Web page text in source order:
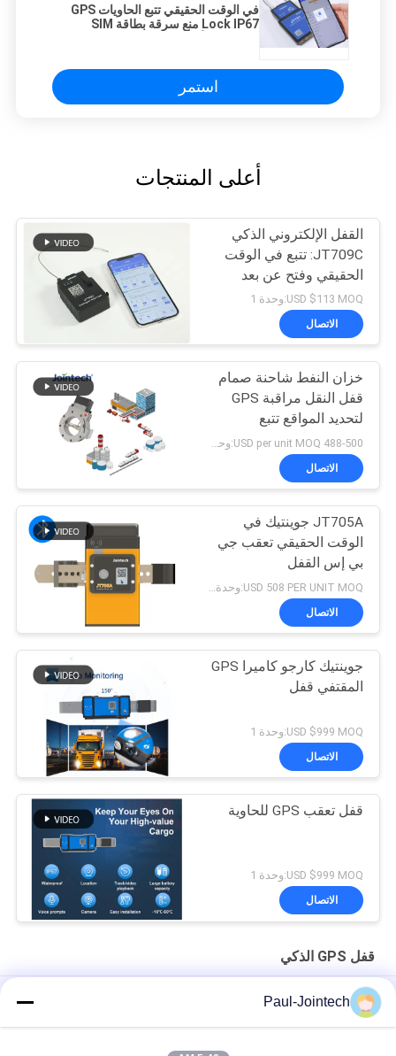
في الوقت الحقيقي تتبع الحاويات GPS
Lock IP67 منع سرقة بطاقة SIM
استمر
أعلى المنتجات
القفل الإلكتروني الذكي
JT709C: تتبع في الوقت
الحقيقي وفتح عن بعد
USD $113 MOQ:وحدة 1
الاتصال
خزان النفط شاحنة صمام
قفل النقل مراقبة GPS
لتحديد المواقع تتبع
488-500 USD per unit MOQ:وحدة 1
الاتصال
JT705A جوينتيك في
الوقت الحقيقي تعقب جي
بي إس القفل
الاتصال
جوينتيك كارجو كاميرا GPS
المقتفي قفل
USD $999 MOQ:وحدة 1
الاتصال
قفل تعقب GPS للحاوية
USD $999 MOQ:وحدة 1
الاتصال
قفل GPS الذكي
ذكي الإلكترونية 15000mAh GPS قفل ذكي ISO9001 المعتمدة
Jointech JT705A GPS قفل قفل الحاويات مراقبة الأمن البضائع GPS
Paul-Jointech